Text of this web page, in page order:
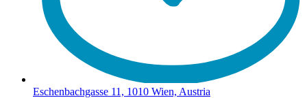
Eschenbachgasse 11, 1010 Wien, Austria